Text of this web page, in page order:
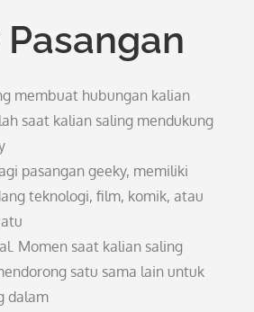
membuat hubungan kalian
saat kalian saling mendukung
pasangan geeky, memiliki
teknologi, film, komik, atau
Momen saat kalian saling
satu sama lain untuk
dalam